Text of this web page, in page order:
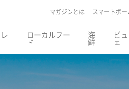
マガジンとは スマートポー
レ
ローカルフー
ド
海
鮮
ビ
ェ